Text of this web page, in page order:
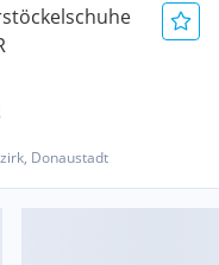
Donaustadt